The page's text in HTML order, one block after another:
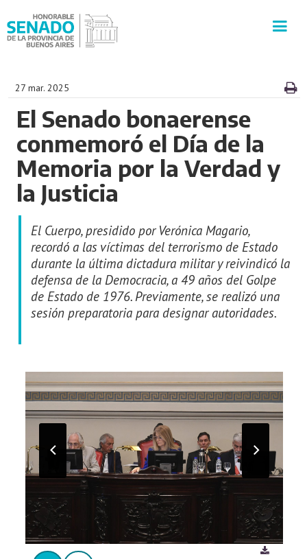
SECRETARÍAS
PRENSA
VISITAS GUIADAS
CONTACTO
27 mar. 2025
El Senado bonaerense
conmemoró el Día de la
Memoria por la Verdad y
la Justicia
El Cuerpo, presidido por Verónica Magario,
recordó a las víctimas del terrorismo de Estado
durante la última dictadura militar y reivindicó la
defensa de la Democracia, a 49 años del Golpe
de Estado de 1976. Previamente, se realizó una
sesión preparatoria para designar autoridades.